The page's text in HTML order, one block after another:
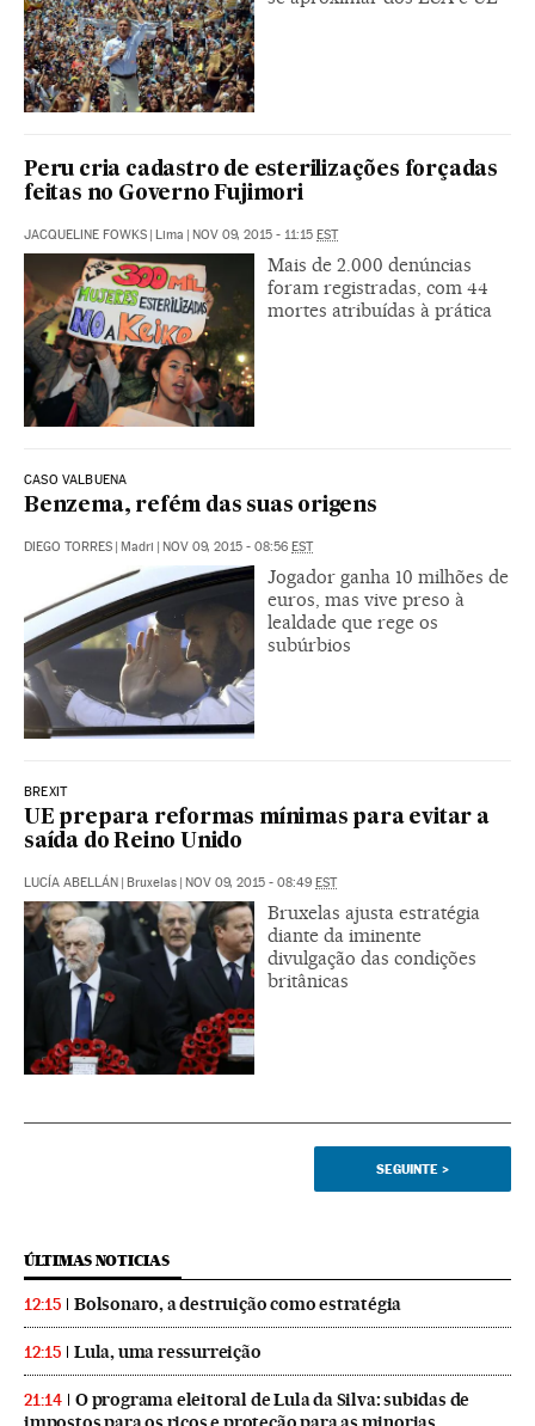
Peru cria cadastro de esterilizações forçadas
feitas no Governo Fujimori
JACQUELINE FOWKS Lima NOV 09, 2015 - 11:15 EST
Mais de 2.000 denúncias
foram registradas, com 44
mortes atribuídas à prática
CASO VALBUENA
Benzema, refém das suas origens
DIEGO TORRES Madri NOV 09, 2015 - 08:56 EST
Jogador ganha 10 milhões de
euros, mas vive preso à
lealdade que rege os
subúrbios
BREXIT
UE prepara reformas mínimas para evitar a
saída do Reino Unido
LUCÍA ABELLÁN Bruxelas NOV 09, 2015 - 08:49 EST
Bruxelas ajusta estratégia
diante da iminente
divulgação das condições
britânicas
SEGUINTE >
ÚLTIMAS NOTICIAS
12:15 Bolsonaro, a destruição como estratégia
12:15 Lula, uma ressurreição
21:14
O programa eleitoral de Lula da Silva: subidas de